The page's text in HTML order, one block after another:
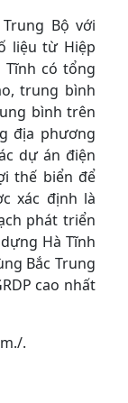
Bộ với
liệu từ Hiệp
Tĩnh có tổng
trung bình
bình trên
địa phương
dự án điện
thế biển để
xác định là
phát triển
Hà Tĩnh
Bắc Trung
cao nhất
.